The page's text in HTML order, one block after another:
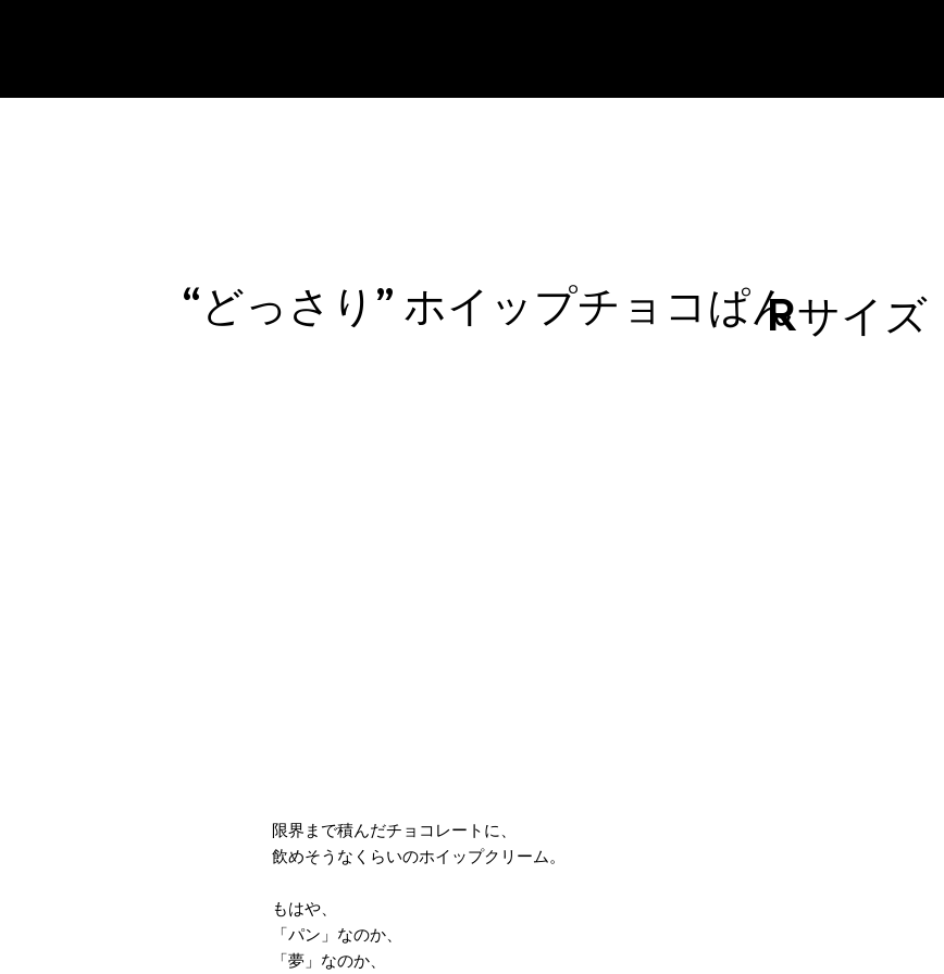
“どっさり” ホイップチョコぱんRサイズ
限界まで積んだチョコレートに、
飲めそうなくらいのホイップクリーム。
もはや、
「パン」なのか、
「夢」なのか、